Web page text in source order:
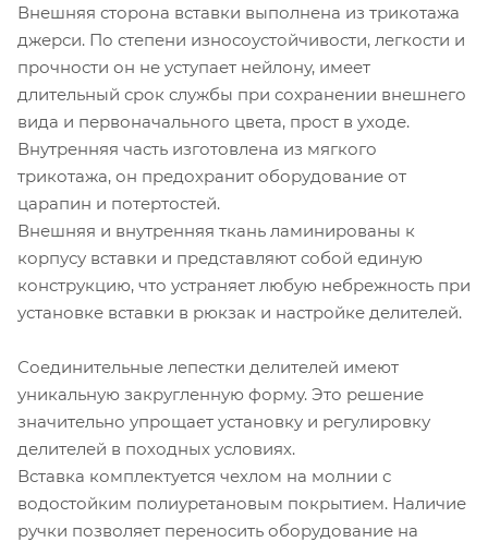
Внешняя сторона вставки выполнена из трикотажа
джерси. По степени износоустойчивости, легкости и
прочности он не уступает нейлону, имеет
длительный срок службы при сохранении внешнего
вида и первоначального цвета, прост в уходе.
Внутренняя часть изготовлена из мягкого
трикотажа, он предохранит оборудование от
царапин и потертостей.
Внешняя и внутренняя ткань ламинированы к
корпусу вставки и представляют собой единую
конструкцию, что устраняет любую небрежность при
установке вставки в рюкзак и настройке делителей.
Соединительные лепестки делителей имеют
уникальную закругленную форму. Это решение
значительно упрощает установку и регулировку
делителей в походных условиях.
Вставка комплектуется чехлом на молнии с
водостойким полиуретановым покрытием. Наличие
ручки позволяет переносить оборудование на